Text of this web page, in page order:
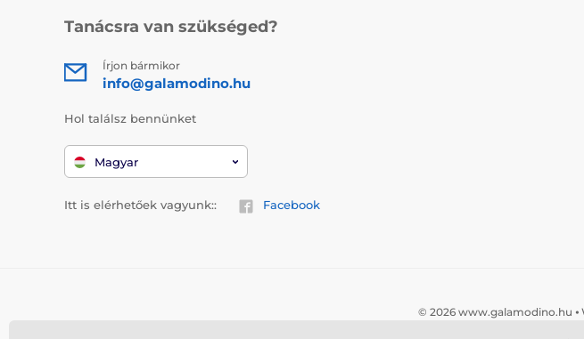
Tanácsra van szükséged?
Írjon bármikor
info@galamodino.hu
Hol találsz bennünket
Magyar
Itt is elérhetőek vagyunk:: Facebook
© 2026 www.galamodino.hu ⦁